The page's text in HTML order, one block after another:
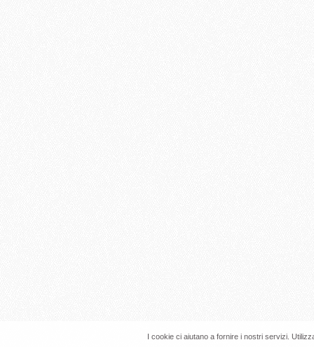
I cookie ci aiutano a fornire i nostri servizi.